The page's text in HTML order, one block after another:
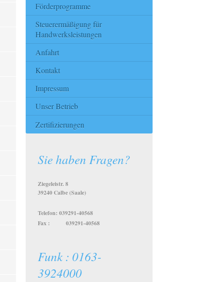
Förderprogramme
Steuerermäßigung für
Handwerksleistungen
Anfahrt
Kontakt
Impressum
Unser Betrieb
Zertifizierungen
Sie haben Fragen?
Ziegeleistr. 8
39240 Calbe (Saale)
Telefon: 039291-40568
Fax : 039291-40568
Funk : 0163-
3924000